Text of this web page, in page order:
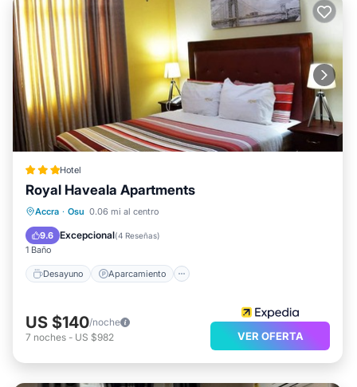
Hotel
Royal Haveala Apartments
Accra · Osu 0.06 mi al centro
9.6 Excepcional(4 Reseñas)
1 Baño
Desayuno Aparcamiento
Desayuno Aparcamiento
Aire acondicionado
US $140/noche
7 noches - US $982 VER OFERTA